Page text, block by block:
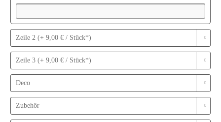
Zeile 2 (+ 9,00 € / Stück*)
Zeile 3 (+ 9,00 € / Stück*)
Deco
Zubehör